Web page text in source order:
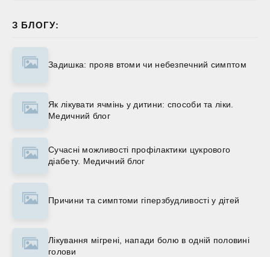
З БЛОГУ:
Задишка: прояв втоми чи небезпечний симптом
Як лікувати ячмінь у дитини: способи та ліки.
Медичний блог
Сучасні можливості профілактики цукрового
діабету. Медичний блог
Причини та симптоми гіперзбудливості у дітей
Лікування мігрені, напади болю в одній половині
голови